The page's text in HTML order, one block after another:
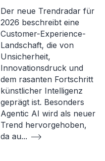
Der neue Trendradar für
2026 beschreibt eine
Customer-Experience-
Landschaft, die von
Unsicherheit,
Innovationsdruck und
dem rasanten Fortschritt
künstlicher Intelligenz
geprägt ist. Besonders
Agentic AI wird als neuer
Trend hervorgehoben,
da au...